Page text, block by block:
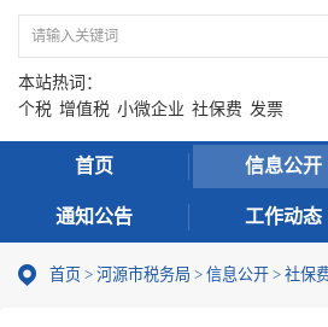
本站热词：
个税 增值税 小微企业 社保费 发票
首页 信息公开
通知公告 工作动态
首页 > 河源市税务局 > 信息公开 > 社保